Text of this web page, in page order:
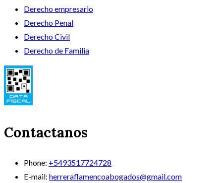
Derecho empresario
Derecho Penal
Derecho Civil
Derecho de Familia
Contactanos
Phone: +5493517724728
E-mail: herreraflamencoabogados@gmail.com